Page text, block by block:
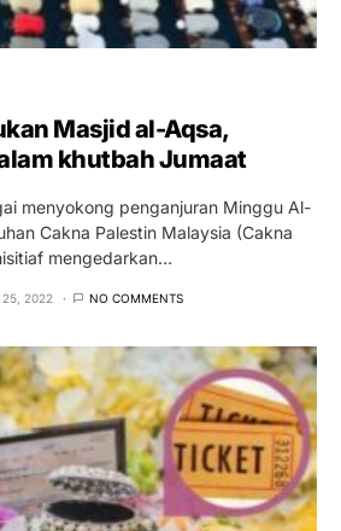
Masjid al-Aqsa,
khutbah Jumaat
menyokong penganjuran Minggu Al-
Cakna Palestin Malaysia (Cakna
mengedarkan…
25, 2022 NO COMMENTS